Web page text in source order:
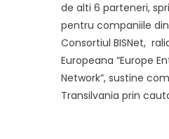
de alti 6 parteneri,
pentru companiile
Consortiul BISNet,
Europeana “Europe
Network”, sustine
Transilvania prin